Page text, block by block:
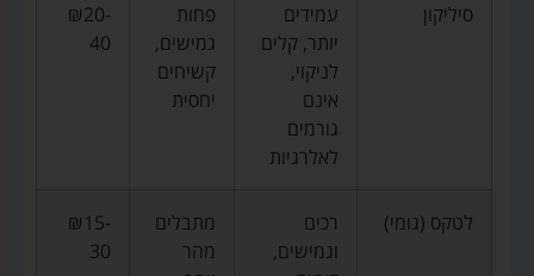
סיליקון
עמידים
יותר, קלים
לניקוי,
אינם
גורמים
לאלרגיות
פחות
גמישים,
קשיחים
יחסית
₪20-
40
לטקס (גומי)
רכים
וגמישים,
מתבלים
מהר
₪15-
30